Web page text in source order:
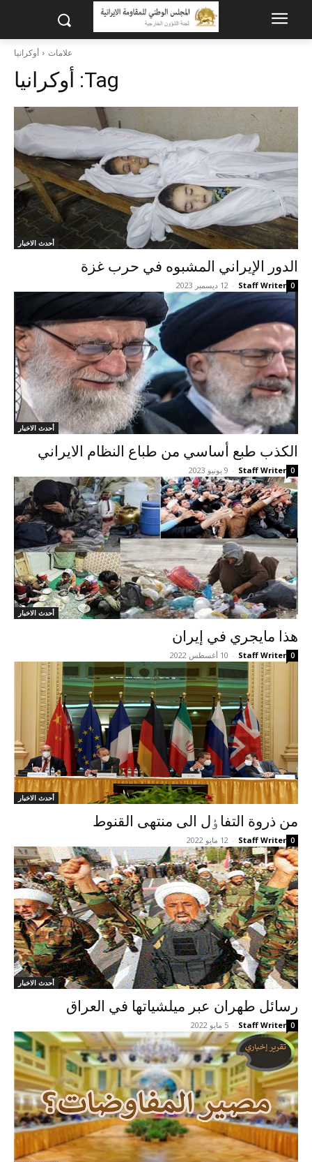
علامات أوکرانيا
Tag: أوکرانيا
أحدث الاخبار
الدور الإيراني المشبوه في حرب غزة
Staff Writer
- 12 ديسمبر 2023 0
أحدث الاخبار
الکذب طبع أساسي من طباع النظام الايراني
Staff Writer
- 9 يونيو 2023 0
أحدث الاخبار
هذا مايجري في إيران
Staff Writer
- 10 أغسطس 2022 0
أحدث الاخبار
من ذروة التفاٶل الى منتهى القنوط
Staff Writer
- 12 مايو 2022 0
أحدث الاخبار
رسائل طهران عبر ميلشياتها في العراق
Staff Writer
- 5 مايو 2022 0